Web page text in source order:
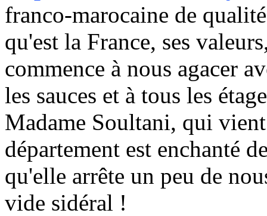
franco-marocaine de
qu'est la France, ses
commence à nous agacer
les sauces et à tous les
Madame Soultani, qui
département est enchanté
qu'elle arrête un peu de
vide sidéral !